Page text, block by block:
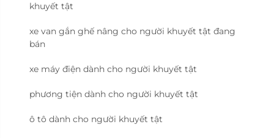
khuyết tật
xe van gắn ghế nâng cho người khuyết tật đang
bán
xe máy điện dành cho người khuyết tật
phương tiện dành cho người khuyết tật
ô tô dành cho người khuyết tật